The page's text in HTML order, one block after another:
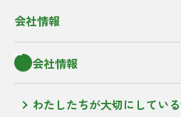
会社情報
会社情報
わたしたちが大切にしてい